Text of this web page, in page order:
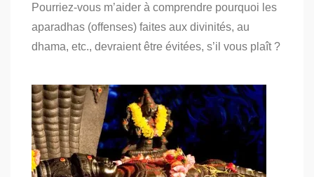
Pourquoi
les
offenses
devraient
Pourriez-vous m’aider à comprendre pourquoi les
aparadhas (offenses) faites aux divinités, au
dhama, etc., devraient être évitées, s’il vous plaît ?